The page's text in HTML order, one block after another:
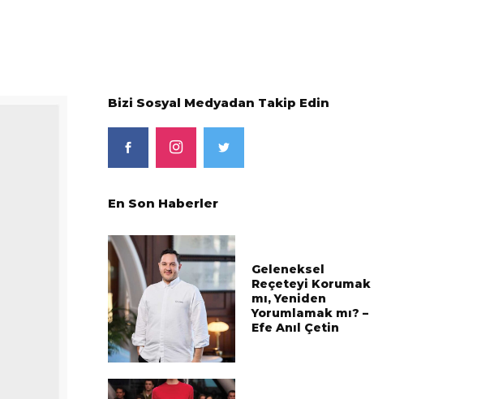
Bizi Sosyal Medyadan Takip Edin
En Son Haberler
Geleneksel
Reçeteyi Korumak
mı, Yeniden
Yorumlamak mı? –
Efe Anıl Çetin